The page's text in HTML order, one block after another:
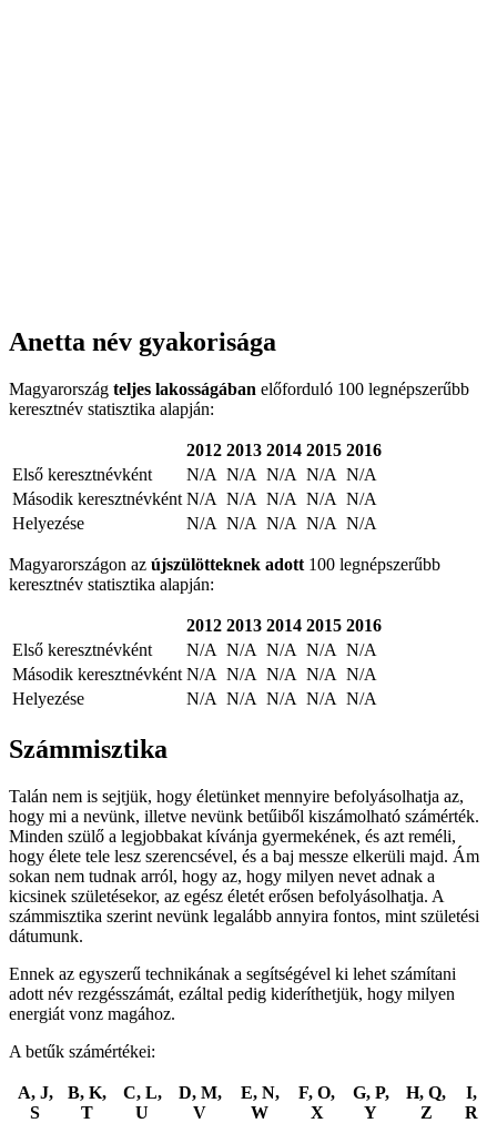
Anetta név gyakorisága
Magyarország teljes lakosságában előforduló 100 legnépszerűbb
keresztnév statisztika alapján:
2012 2013 2014 2015 2016
Első keresztnévként
N/A N/A N/A N/A N/A
Második keresztnévként N/A N/A N/A N/A N/A
Helyezése
N/A N/A N/A N/A N/A
Magyarországon az újszülötteknek adott 100 legnépszerűbb
keresztnév statisztika alapján:
2012 2013 2014 2015 2016
Első keresztnévként
N/A N/A N/A N/A N/A
Második keresztnévként N/A N/A N/A N/A N/A
Helyezése
N/A N/A N/A N/A N/A
Számmisztika
Talán nem is sejtjük, hogy életünket mennyire befolyásolhatja az,
hogy mi a nevünk, illetve nevünk betűiből kiszámolható számérték.
Minden szülő a legjobbakat kívánja gyermekének, és azt reméli,
hogy élete tele lesz szerencsével, és a baj messze elkerüli majd. Ám
sokan nem tudnak arról, hogy az, hogy milyen nevet adnak a
kicsinek születésekor, az egész életét erősen befolyásolhatja. A
számmisztika szerint nevünk legalább annyira fontos, mint születési
dátumunk.
Ennek az egyszerű technikának a segítségével ki lehet számítani
adott név rezgésszámát, ezáltal pedig kideríthetjük, hogy milyen
energiát vonz magához.
A betűk számértékei:
A, J,
S
B, K,
T
C, L,
U
D, M,
V
E, N,
W
F, O,
X
G, P,
Y
H, Q,
Z
I,
R